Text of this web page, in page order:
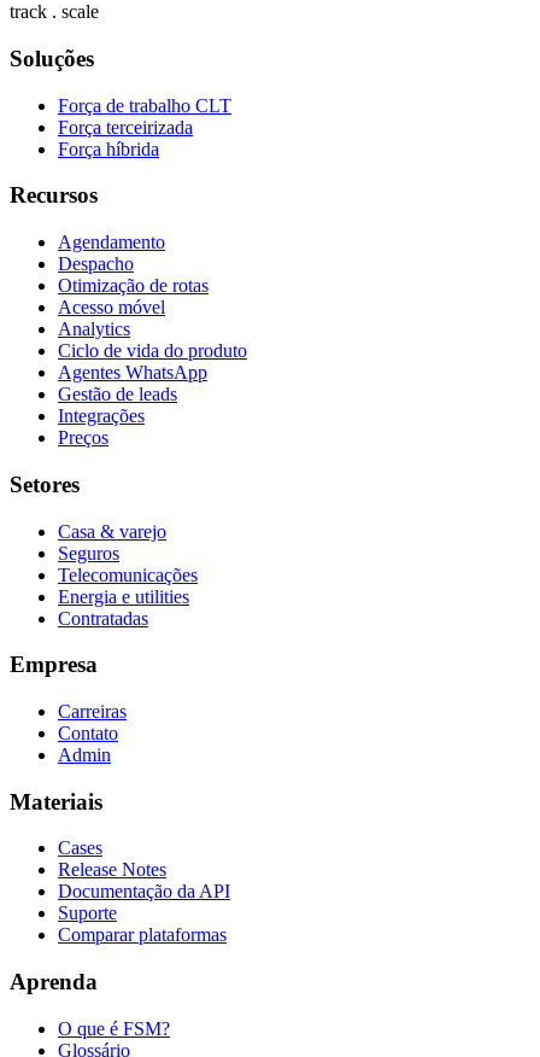
track . scale
Soluções
Força de trabalho CLT
Força terceirizada
Força híbrida
Recursos
Agendamento
Despacho
Otimização de rotas
Acesso móvel
Analytics
Ciclo de vida do produto
Agentes WhatsApp
Gestão de leads
Integrações
Preços
Setores
Casa & varejo
Seguros
Telecomunicações
Energia e utilities
Contratadas
Empresa
Carreiras
Contato
Admin
Materiais
Cases
Release Notes
Documentação da API
Suporte
Comparar plataformas
Aprenda
O que é FSM?
Glossário